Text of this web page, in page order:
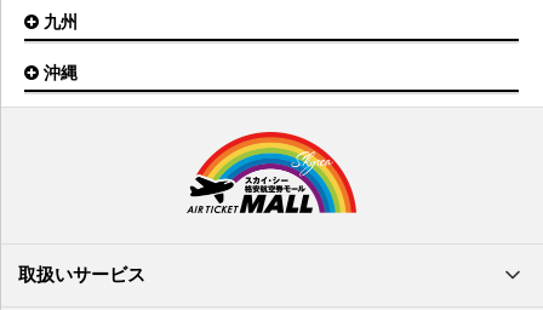
南紀白浜空港
但馬空港
山口宇部空港
出雲空港
米子空港
松山空港
徳島空港
九州
福岡空港
鹿児島空港
北九州空港
沖縄
南大東空港
取扱いサービス